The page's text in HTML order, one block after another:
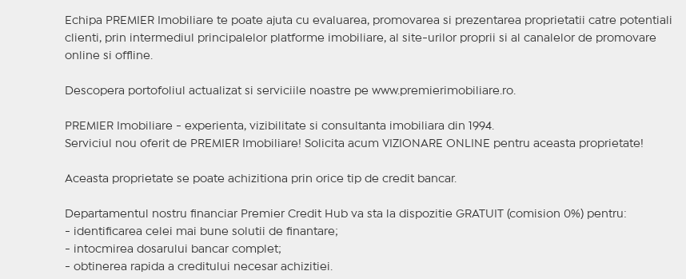
Echipa PREMIER Imobiliare te poate ajuta cu evaluarea, promovarea si prezentarea proprietatii catre potentiali
clienti, prin intermediul principalelor platforme imobiliare, al site-urilor proprii si al canalelor de promovare
online si offline.
Descopera portofoliul actualizat si serviciile noastre pe www.premierimobiliare.ro.
PREMIER Imobiliare - experienta, vizibilitate si consultanta imobiliara din 1994.
Serviciul nou oferit de PREMIER Imobiliare! Solicita acum VIZIONARE ONLINE pentru aceasta proprietate!
Aceasta proprietate se poate achizitiona prin orice tip de credit bancar.
Departamentul nostru financiar Premier Credit Hub va sta la dispozitie GRATUIT (comision 0%) pentru:
- identificarea celei mai bune solutii de finantare;
- intocmirea dosarului bancar complet;
- obtinerea rapida a creditului necesar achizitiei.